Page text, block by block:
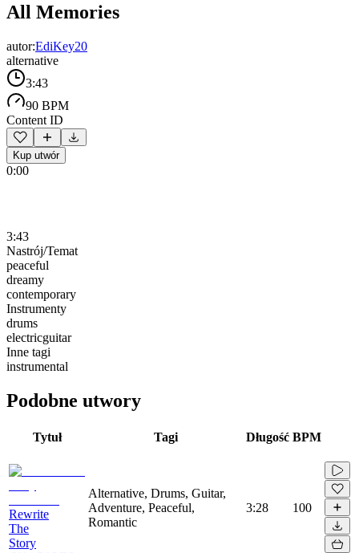
All Memories
autor:EdiKey20
alternative
3:43
90 BPM
Content ID
Kup utwór
0:00
3:43
Nastrój/Temat
peaceful
dreamy
contemporary
Instrumenty
drums
electricguitar
Inne tagi
instrumental
Podobne utwory
Tytuł Tagi Długość BPM
Rewrite
The
Story
Alternative, Drums, Guitar,
Adventure, Peaceful,
Romantic
3:28 100